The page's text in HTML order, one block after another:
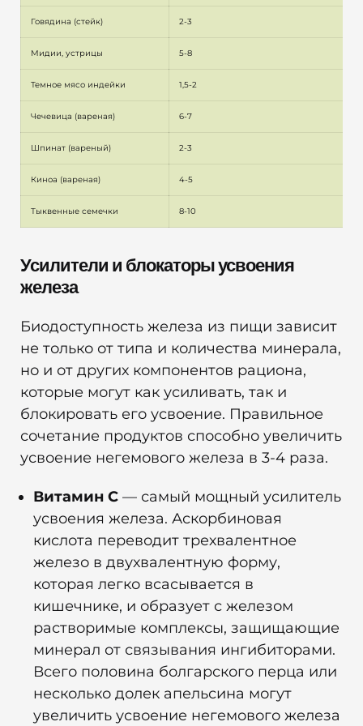
Говядина (стейк) 2-3
Мидии, устрицы 5-8
Темное мясо индейки 1,5-2
Чечевица (вареная) 6-7
Шпинат (вареный) 2-3
Киноа (вареная) 4-5
Тыквенные семечки 8-10
Усилители и блокаторы усвоения
железа
Биодоступность железа из пищи зависит
не только от типа и количества минерала,
но и от других компонентов рациона,
которые могут как усиливать, так и
блокировать его усвоение. Правильное
сочетание продуктов способно увеличить
усвоение негемового железа в 3-4 раза.
Витамин C — самый мощный усилитель
усвоения железа. Аскорбиновая
кислота переводит трехвалентное
железо в двухвалентную форму,
которая легко всасывается в
кишечнике, и образует с железом
растворимые комплексы, защищающие
минерал от связывания ингибиторами.
Всего половина болгарского перца или
несколько долек апельсина могут
увеличить усвоение негемового железа